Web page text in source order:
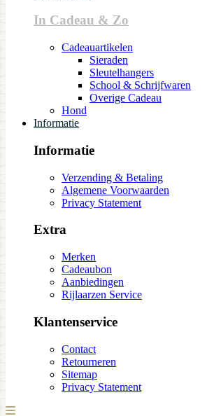
In Cadeau & Zo
Cadeauartikelen
Sieraden
Sleutelhangers
School & Schrijfwaren
Overige Cadeau
Hond
Informatie
Informatie
Verzending & Betaling
Algemene Voorwaarden
Privacy Statement
Extra
Merken
Cadeaubon
Aanbiedingen
Rijlaarzen Service
Klantenservice
Contact
Retourneren
Sitemap
Privacy Statement